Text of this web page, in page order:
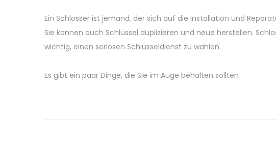
Ein Schlosser ist jemand, der sich auf die Installation und
Sie können auch Schlüssel duplizieren und neue herstellen.
wichtig, einen seriösen Schlüsseldienst zu wählen.
Es gibt ein paar Dinge, die Sie im Auge behalten sollten